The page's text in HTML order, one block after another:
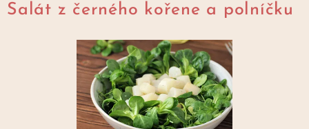
Salát z černého kořene a polníčku